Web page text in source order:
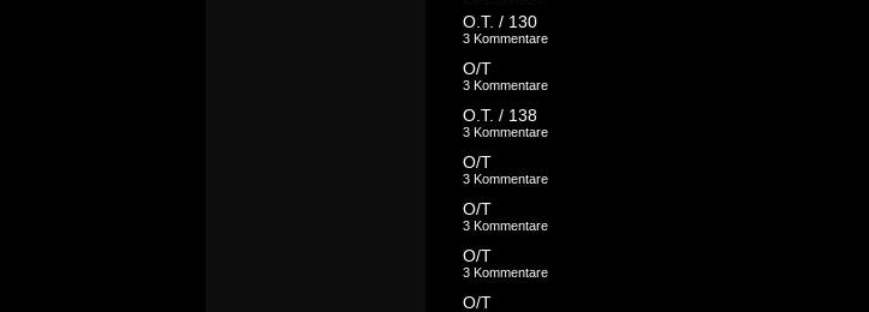
O.T. / 130
3 Kommentare
O/T
3 Kommentare
O.T. / 138
3 Kommentare
O/T
3 Kommentare
O/T
3 Kommentare
O/T
3 Kommentare
O/T